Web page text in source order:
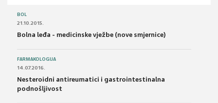
BOL
21.10.2015.
Bolna leđa - medicinske vježbe (nove smjernice)
FARMAKOLOGIJA
14.07.2016.
Nesteroidni antireumatici i gastrointestinalna
podnošljivost